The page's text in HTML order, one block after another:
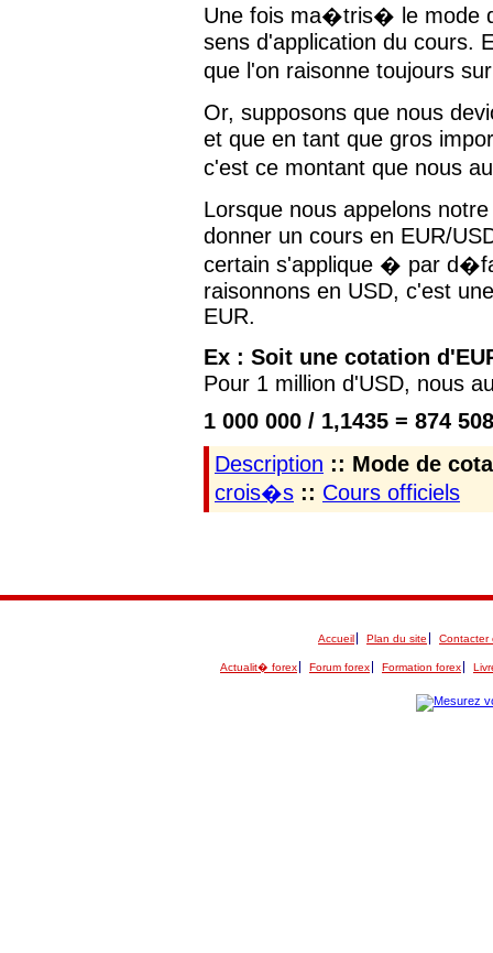
Une fois ma�tris� le mode
sens d'application du cours.
que l'on raisonne toujours
Or, supposons que nous
et que en tant que gros
c'est ce montant que nous
Lorsque nous appelons
donner un cours en EUR/
certain s'applique � par
raisonnons en USD, c'est
EUR.
Ex : Soit une cotation
Pour 1 million d'USD, nous
1 000 000 / 1,1435 = 874
Description :: Mode de
crois�s :: Cours officiels
Accueil Plan du site Contacter
Actualit� forex Forum forex Formation forex